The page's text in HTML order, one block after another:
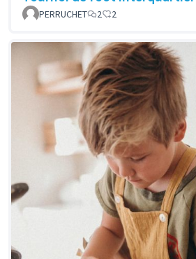
PERRUCHET
2 2